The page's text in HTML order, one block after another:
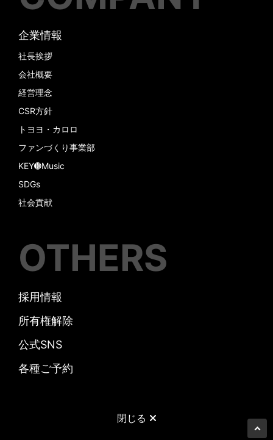
企業情報
社長挨拶
会社概要
経営理念
CSR方針
トヨヨ・カロロ
ファンづくり事業部
KEY➓Music
SDGs
社会貢献
OTHERS
採用情報
所有権解除
公式SNS
各種ご予約
閉じる